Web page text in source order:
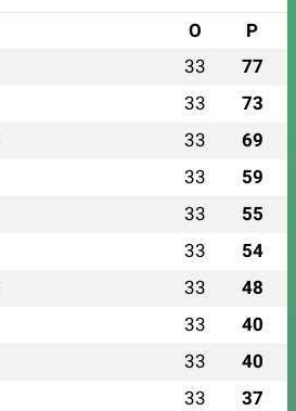
O P
33 77
33 73
33 69
33 59
33 55
33 54
33 48
33 40
33 40
33 37